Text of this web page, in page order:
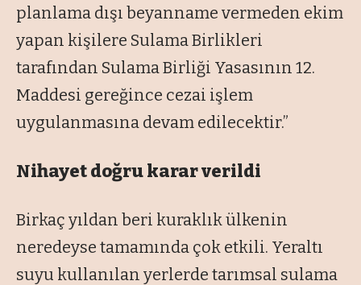
planlama dışı beyanname vermeden ekim
yapan kişilere Sulama Birlikleri
tarafından Sulama Birliği Yasasının 12.
Maddesi gereğince cezai işlem
uygulanmasına devam edilecektir.”
Nihayet doğru karar verildi
Birkaç yıldan beri kuraklık ülkenin
neredeyse tamamında çok etkili. Yeraltı
suyu kullanılan yerlerde tarımsal sulama